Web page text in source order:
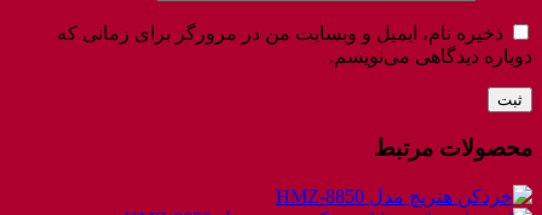
ذخیره نام، ایمیل و وبسایت من در مرورگر برای زمانی که
دوباره دیدگاهی می‌نویسم.
محصولات مرتبط